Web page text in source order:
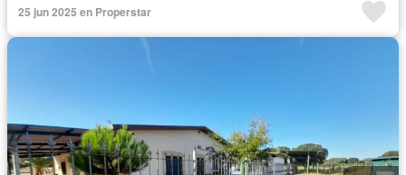
25 jun 2025 en Properstar